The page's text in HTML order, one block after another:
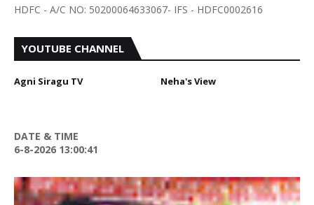
HDFC - A/C NO: 50200064633067- IFS - HDFC0002616
YOUTUBE CHANNEL
Agni Siragu TV Neha's View
DATE & TIME
6-8-2026 13:00:42